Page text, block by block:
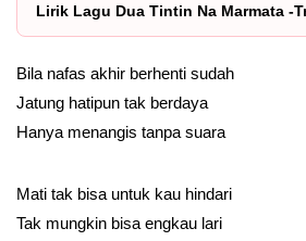
Lirik Lagu Dua Tintin Na Marmata -
Bila nafas akhir berhenti sudah
Jatung hatipun tak berdaya
Hanya menangis tanpa suara
Mati tak bisa untuk kau hindari
Tak mungkin bisa engkau lari